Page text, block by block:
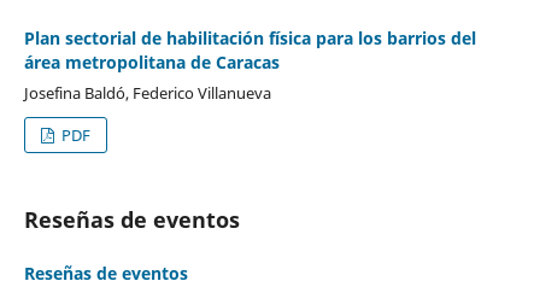
Plan sectorial de habilitación física para los barrios del
área metropolitana de Caracas
Josefina Baldó, Federico Villanueva
PDF
Reseñas de eventos
Reseñas de eventos